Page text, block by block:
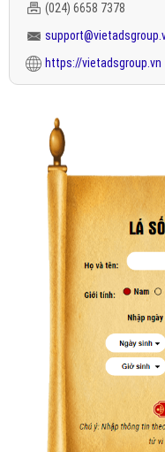
(024) 6658 7378
https://vietadsgroup.vn